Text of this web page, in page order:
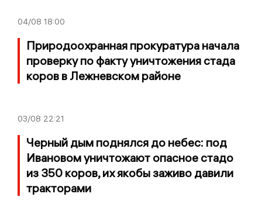
04/08 18:00
Природоохранная прокуратура начала
проверку по факту уничтожения стада
коров в Лежневском районе
03/08 22:21
Черный дым поднялся до небес: под
Ивановом уничтожают опасное стадо
из 350 коров, их якобы заживо давили
тракторами